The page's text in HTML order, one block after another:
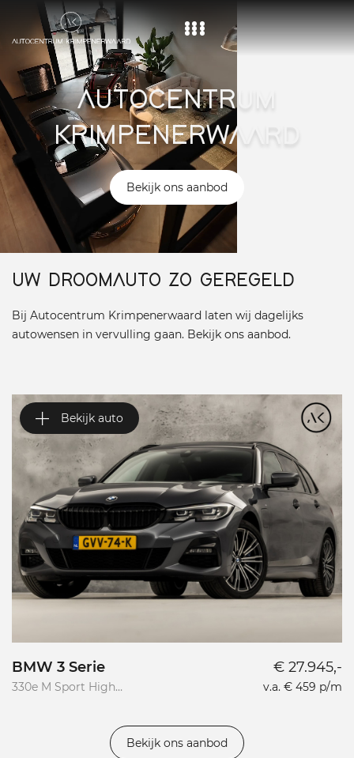
Home
Aanbod
Diensten
Over ons
Vacature
Contact
AUTOCENTRUM
KRIMPENERWAARD
Bekijk ons aanbod
UW DROOMAUTO ZO GEREGELD
Bij Autocentrum Krimpenerwaard laten wij dagelijks
autowensen in vervulling gaan. Bekijk ons aanbod.
Bekijk auto
BMW 3 Serie
330e M Sport High
€ 27.945,-
v.a. € 459 p/m
Bekijk ons aanbod